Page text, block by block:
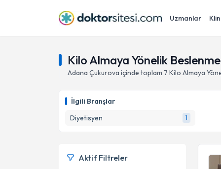
Uzmanlar
Kilo Almaya Yönelik
Adana Çukurova içinde toplam 7 Kilo Almaya
İlgili Branşlar
Diyetisyen
1
Aktif Filtreler